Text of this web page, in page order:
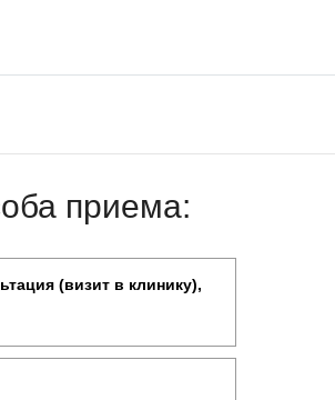
приема:
(визит в клинику),